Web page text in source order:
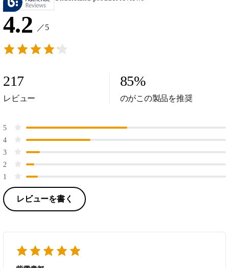
4.2 ／5
217
レビュー
85%
のがこの製品を推奨
5
4
3
2
1
レビューを書く